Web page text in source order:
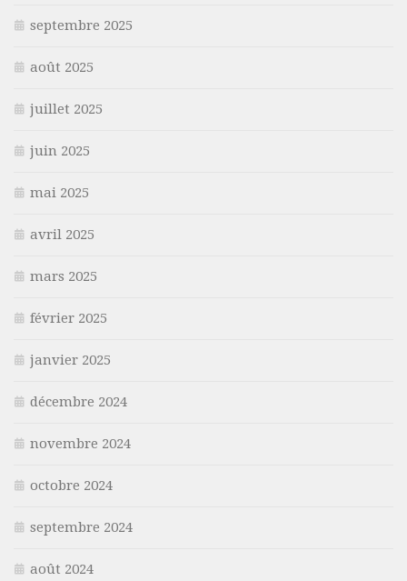
septembre 2025
août 2025
juillet 2025
juin 2025
mai 2025
avril 2025
mars 2025
février 2025
janvier 2025
décembre 2024
novembre 2024
octobre 2024
septembre 2024
août 2024